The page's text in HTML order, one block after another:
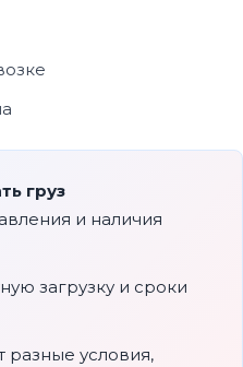
груз
и наличия
загрузку и сроки
разные условия,